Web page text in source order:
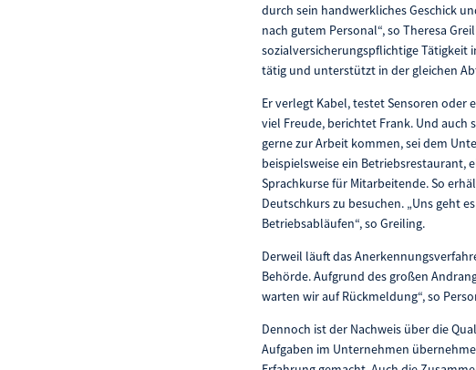
durch sein handwerkliches Geschick
nach gutem Personal“, so Theresa
sozialversicherungspflichtige Tätigkeit
tätig und unterstützt in der gleichen
Er verlegt Kabel, testet Sensoren
viel Freude, berichtet Frank. Und auch
gerne zur Arbeit kommen, sei dem
beispielsweise ein Betriebsrestaurant,
Sprachkurse für Mitarbeitende. So
Deutschkurs zu besuchen. „Uns geht
Betriebsabläufen“, so Greiling.
Derweil läuft das
Behörde. Aufgrund des großen
warten wir auf Rückmeldung“, so
Dennoch ist der Nachweis über die
Aufgaben im Unternehmen